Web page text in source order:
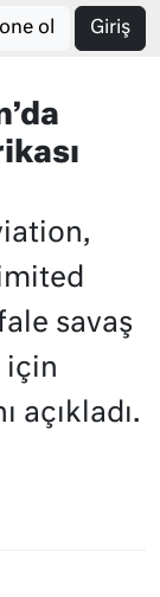
ol Giriş
savaş
için
açıkladı.